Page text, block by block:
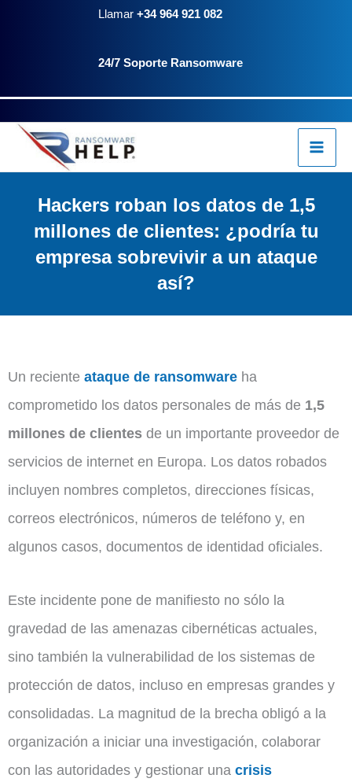
Llamar +34 964 921 082
24/7 Soporte Ransomware
Hackers roban los datos de 1,5
millones de clientes: ¿podría tu
empresa sobrevivir a un ataque
así?
Un reciente ataque de ransomware ha
comprometido los datos personales de más de 1,5
millones de clientes de un importante proveedor de
servicios de internet en Europa. Los datos robados
incluyen nombres completos, direcciones físicas,
correos electrónicos, números de teléfono y, en
algunos casos, documentos de identidad oficiales.
Este incidente pone de manifiesto no sólo la
gravedad de las amenazas cibernéticas actuales,
sino también la vulnerabilidad de los sistemas de
protección de datos, incluso en empresas grandes y
consolidadas. La magnitud de la brecha obligó a la
organización a iniciar una investigación, colaborar
con las autoridades y gestionar una crisis